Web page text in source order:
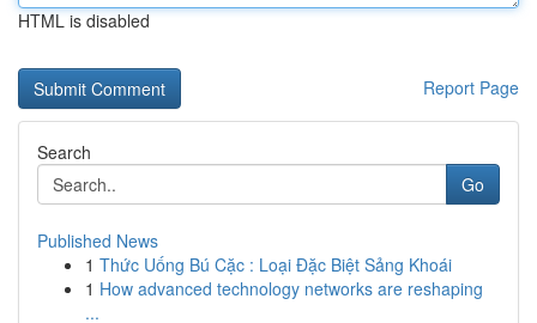
HTML is disabled
Report Page
Search
Go
Published News
1 Thức Uống Bú Cặc : Loại Đặc Biệt Sảng Khoái
1 How advanced technology networks are reshaping
...